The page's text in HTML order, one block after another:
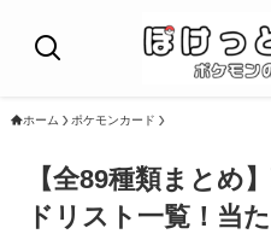
ホーム ポケモンカード
【全89種類まとめ
ドリスト一覧！当